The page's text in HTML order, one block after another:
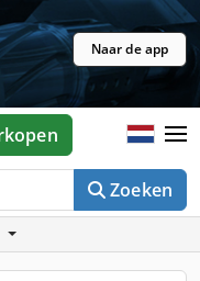
Naar de app
Zoeken